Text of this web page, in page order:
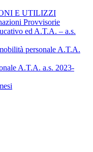
E UTILIZZI
Provvisorie
ed A.T.A. – a.s.
personale A.T.A.
A.T.A. a.s. 2023-